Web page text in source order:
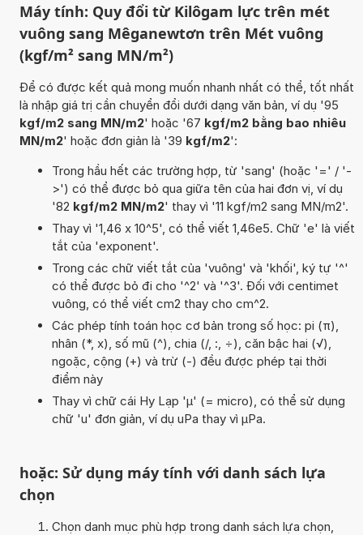
Máy tính: Quy đổi từ Kilôgam lực trên mét
vuông sang Mêganewtơn trên Mét vuông
(kgf/m² sang MN/m²)
Để có được kết quả mong muốn nhanh nhất có thể, tốt nhất
là nhập giá trị cần chuyển đổi dưới dạng văn bản, ví dụ '95
kgf/m2 sang MN/m2' hoặc '67 kgf/m2 bằng bao nhiêu
MN/m2' hoặc đơn giản là '39 kgf/m2':
Trong hầu hết các trường hợp, từ 'sang' (hoặc '=' / '-
>') có thể được bỏ qua giữa tên của hai đơn vị, ví dụ
'82 kgf/m2 MN/m2' thay vì '11 kgf/m2 sang MN/m2'.
Thay vì '1,46 x 10^5', có thể viết 1,46e5. Chữ 'e' là viết
tắt của 'exponent'.
Trong các chữ viết tắt của 'vuông' và 'khối', ký tự '^'
có thể được bỏ đi cho '^2' và '^3'. Đối với centimet
vuông, có thể viết cm2 thay cho cm^2.
Các phép tính toán học cơ bản trong số học: pi (π),
nhân (*, x), số mũ (^), chia (/, :, ÷), căn bậc hai (√),
ngoặc, cộng (+) và trừ (-) đều được phép tại thời
điểm này
Thay vì chữ cái Hy Lạp 'µ' (= micro), có thể sử dụng
chữ 'u' đơn giản, ví dụ uPa thay vì µPa.
hoặc: Sử dụng máy tính với danh sách lựa
chọn
Chọn danh mục phù hợp trong danh sách lựa chọn,